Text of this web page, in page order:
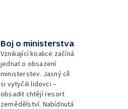
Boj o ministerstva
Vznikající koalice začíná
jednat o obsazení
ministerstev. Jasný cíl
si vytyčili lidovci –
obsadit chtějí resort
zemědělství. Nabídnutá